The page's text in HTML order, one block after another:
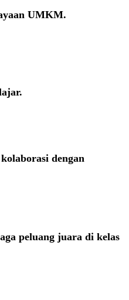
UMKM.
dengan
peluang juara di kelas